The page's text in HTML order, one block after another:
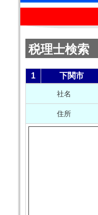
税理士検索
1 下関市
社名
住所